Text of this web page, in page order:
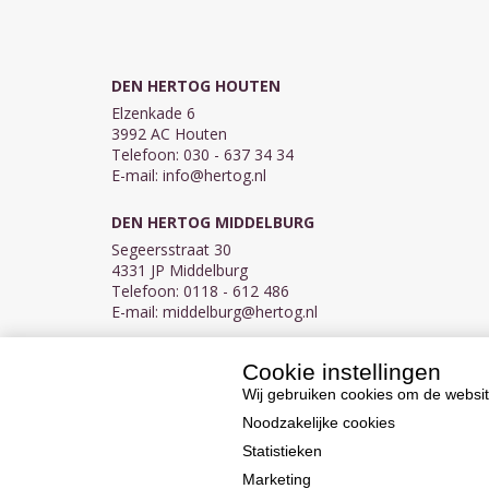
DEN HERTOG HOUTEN
Elzenkade 6
3992 AC Houten
Telefoon: 030 - 637 34 34
E-mail: info@hertog.nl
DEN HERTOG MIDDELBURG
Segeersstraat 30
4331 JP Middelburg
Telefoon: 0118 - 612 486
E-mail: middelburg@hertog.nl
BTW NL007450242B03
Cookie instellingen
Wij gebruiken cookies om de
Noodzakelijke cookies
Statistieken
Marketing